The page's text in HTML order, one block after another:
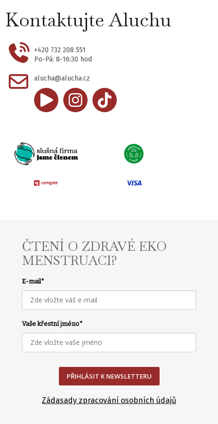
Kontaktujte Aluchu
+420 732 208 551
Po-Pá: 8-16:30 hod
alucha@alucha.cz
ČTENÍ O ZDRAVÉ EKO
MENSTRUACI?
E-mail*
Vaše křestní jméno*
PŘIHLÁSIT K NEWSLETTERU
Zádasady zpracování osobních údajů